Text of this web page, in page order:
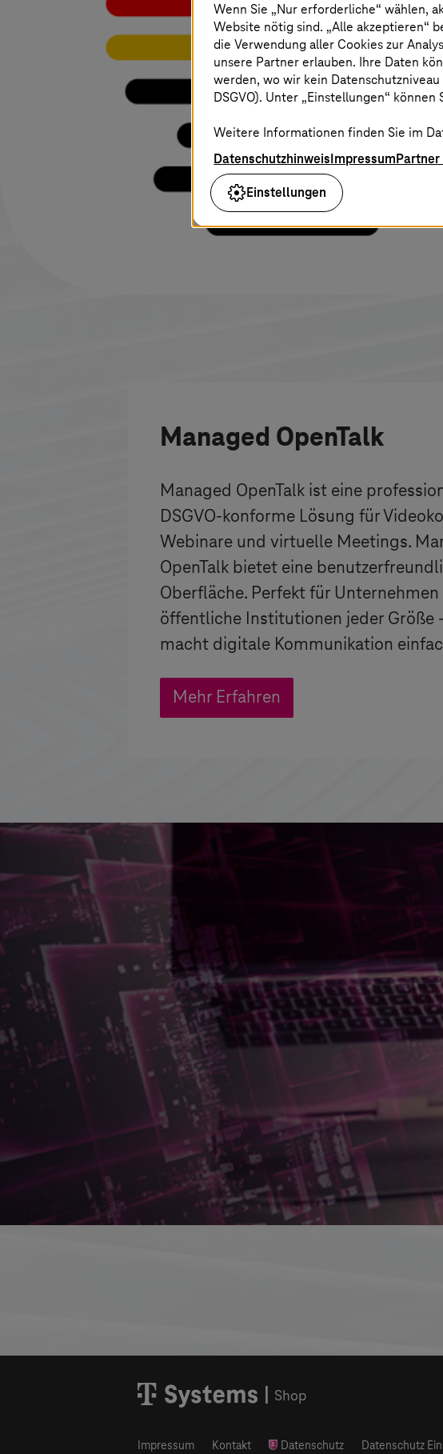
Managed OpenTalk
Managed OpenTalk ist eine
DSGVO-konforme Lösung für
Webinare und virtuelle Meetings.
OpenTalk bietet eine
Oberfläche. Perfekt für Unternehmen
öffentliche Institutionen jeder Größe
macht digitale Kommunikation
Mehr Erfahren
Shop
Impressum Kontakt Datenschutz Datenschutz
Wenn Sie „Nur erforderliche“ wählen,
Website nötig sind. „Alle akzeptieren“
die Verwendung aller Cookies zur
unsere Partner erlauben. Ihre Daten
werden, wo wir kein
DSGVO). Unter „Einstellungen“
Weitere Informationen finden Sie im
DatenschutzhinweisImpressumPartner
Einstellungen